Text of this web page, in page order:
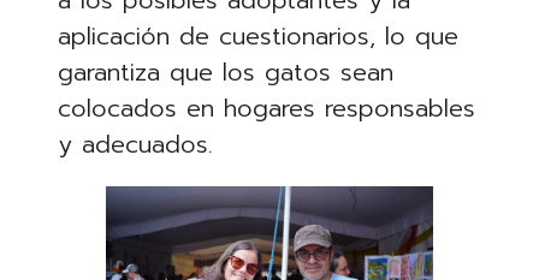
aplicación de cuestionarios, lo que
garantiza que los gatos sean
colocados en hogares responsables
y adecuados.